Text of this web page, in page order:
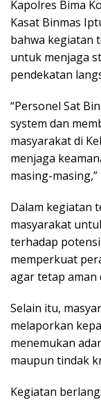
Kapolres Bima
Kasat Binmas
bahwa kegiatan
untuk menjaga
pendekatan
“Personel Sat
system dan
masyarakat di
menjaga
masing-
Dalam kegiatan
masyarakat
terhadap
memperkuat
agar tetap aman
Selain itu,
melaporkan
menemukan
maupun tindak
Kegiatan